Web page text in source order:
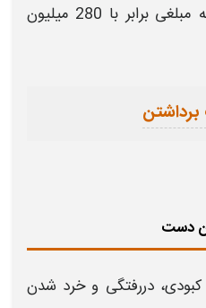
میلیون تومان خواهد بود که مبلغی برابر با 280 میلیون
دست
کبودی، دررفتگی و خرد شدن